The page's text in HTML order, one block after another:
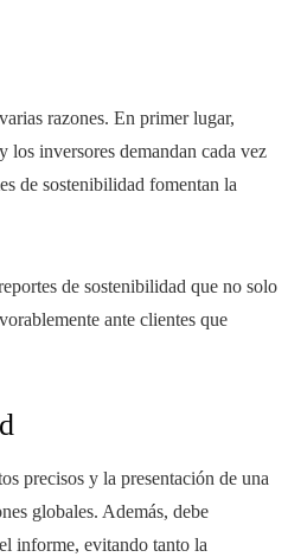
razones. En primer lugar,
los inversores demandan cada vez
de sostenibilidad fomentan la
de sostenibilidad que no solo
ante clientes que
precisos y la presentación de una
globales. Además, debe
informe, evitando tanto la